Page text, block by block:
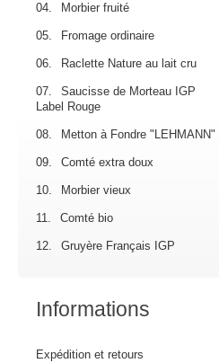
04. Morbier fruité
05. Fromage ordinaire
06. Raclette Nature au lait cru
07.
Saucisse de Morteau IGP
Label Rouge
08. Metton à Fondre "LEHMANN"
09. Comté extra doux
10. Morbier vieux
11. Comté bio
12. Gruyère Français IGP
Informations
Expédition et retours